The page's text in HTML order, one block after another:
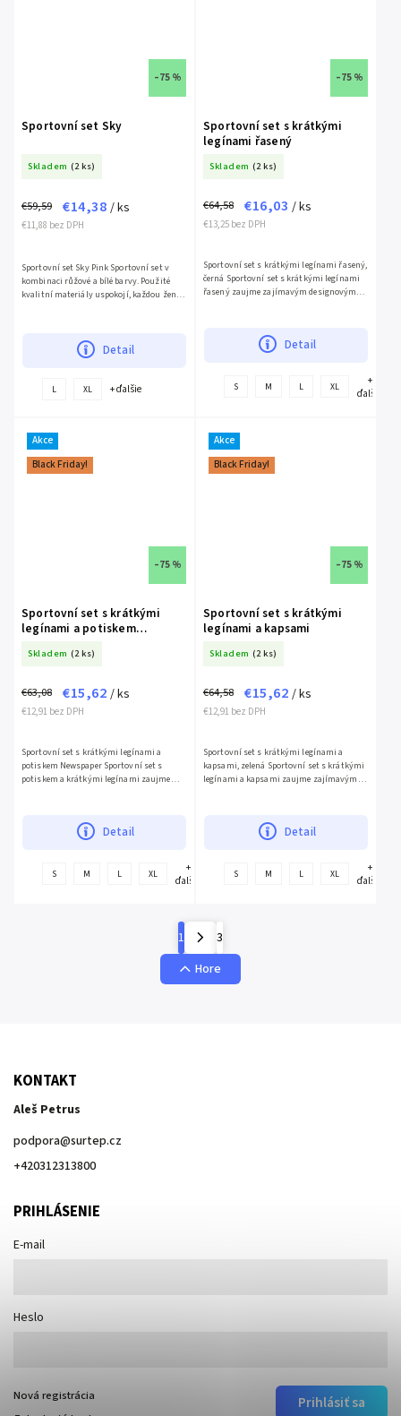
–75 %
Sportovní set Sky
Skladem (2 ks)
€11,88 bez DPH
€59,59 €14,38 / ks
Detail
Sportovní set Sky Pink Sportovní set v
kombinaci růžové a bílé barvy. Použité
kvalitní materiály uspokojí, každou ženu,
L XL + ďalšie
–75 %
Sportovní set s krátkými
legínami řasený
Skladem (2 ks)
€13,25 bez DPH
€64,58 €16,03 / ks
Detail
Sportovní set s krátkými legínami řasený,
černá Sportovní set s krátkými legínami
řasený zaujme zajímavým designovým
S M L XL
+
ďalšie
Akce
Black Friday!
–75 %
Sportovní set s krátkými
legínami a potiskem
Skladem (2 ks)
€12,91 bez DPH
€63,08 €15,62 / ks
Detail
Sportovní set s krátkými legínami a
potiskem Newspaper Sportovní set s
potiskem a krátkými legínami zaujme
S M L XL
+
ďalšie
Akce
Black Friday!
–75 %
Sportovní set s krátkými
legínami a kapsami
Skladem (2 ks)
€12,91 bez DPH
€64,58 €15,62 / ks
Detail
Sportovní set s krátkými legínami a
kapsami, zelená Sportovní set s krátkými
legínami a kapsami zaujme zajímavým
S M L XL
+
ďalšie
1
3
Hore
KONTAKT
Aleš Petrus
podpora@surtep.cz
+420312313800
PRIHLÁSENIE
E-mail
Heslo
Prihlásiť sa
Nová registrácia